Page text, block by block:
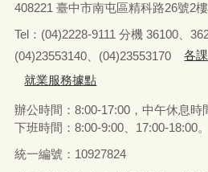
408221 臺中市南屯區精科路26號2樓
Tel： (04)2228-9111 分機 36100、
(04)23553140、(04)23553170
各
就業服務據點
辦公時間：8:00-17:00，中午休息時
下班時間：8:00-9:00、17:00-18:00。
統一編號：10927824